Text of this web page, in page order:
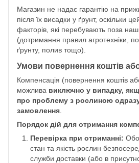
Магазин не надає гарантію на
після їх висадки у ґрунт, оскільки
факторів, які перебувають поза
(дотримання правил агротехніки,
ґрунту, полив тощо).
Умови повернення коштів
Компенсація (повернення коштів
можлива виключно у випадку,
про проблему з рослиною
замовлення
Порядок дій для отримання
Перевірка при отриманні:
стан та якість рослин
служби доставки (або в